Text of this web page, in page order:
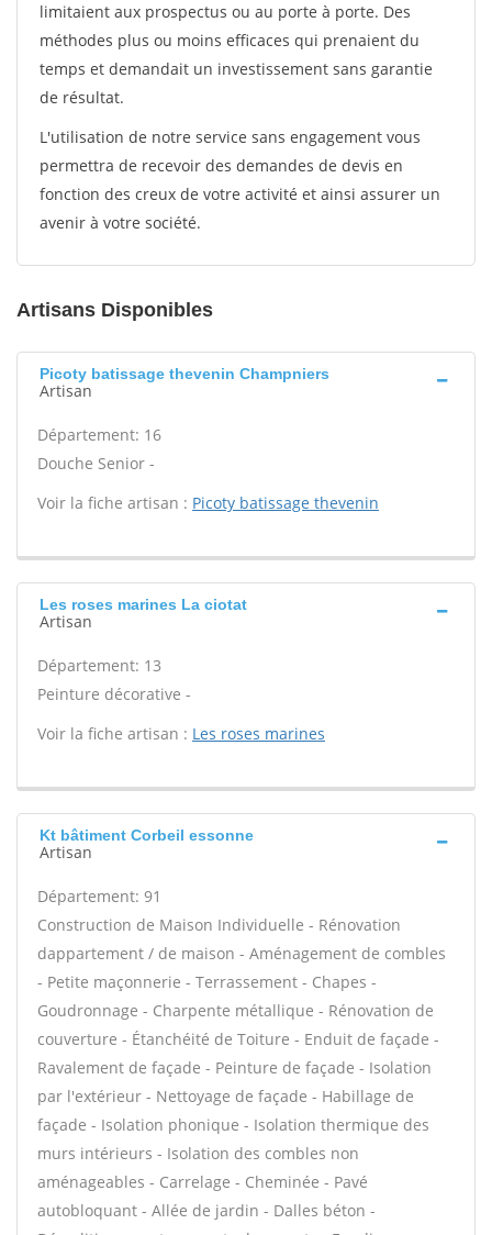
limitaient aux prospectus ou au porte à porte. Des
méthodes plus ou moins efficaces qui prenaient du
temps et demandait un investissement sans garantie
de résultat.
L'utilisation de notre service sans engagement vous
permettra de recevoir des demandes de devis en
fonction des creux de votre activité et ainsi assurer un
avenir à votre société.
Artisans Disponibles
Picoty batissage thevenin Champniers
Artisan
Département: 16
Douche Senior -
Voir la fiche artisan : Picoty batissage thevenin
Les roses marines La ciotat
Artisan
Département: 13
Peinture décorative -
Voir la fiche artisan : Les roses marines
Kt bâtiment Corbeil essonne
Artisan
Département: 91
Construction de Maison Individuelle - Rénovation
dappartement / de maison - Aménagement de combles
- Petite maçonnerie - Terrassement - Chapes -
Goudronnage - Charpente métallique - Rénovation de
couverture - Étanchéité de Toiture - Enduit de façade -
Ravalement de façade - Peinture de façade - Isolation
par l'extérieur - Nettoyage de façade - Habillage de
façade - Isolation phonique - Isolation thermique des
murs intérieurs - Isolation des combles non
aménageables - Carrelage - Cheminée - Pavé
autobloquant - Allée de jardin - Dalles béton -